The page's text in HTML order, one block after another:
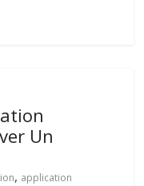
Un
, application